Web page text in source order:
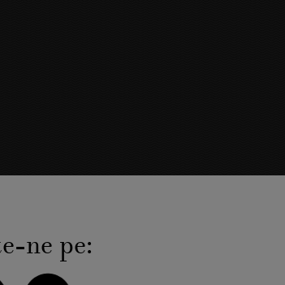
ne pe: